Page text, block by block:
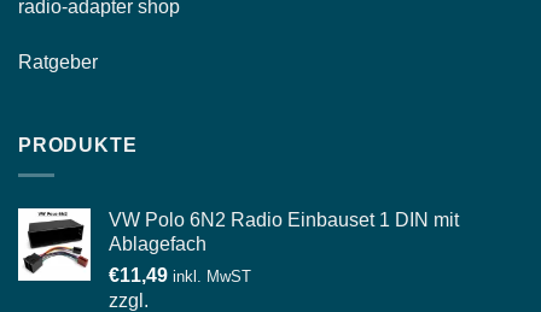
radio-adapter shop
Ratgeber
PRODUKTE
VW Polo 6N2 Radio Einbauset 1 DIN mit
Ablagefach
€11,49 inkl. MwST
zzgl.